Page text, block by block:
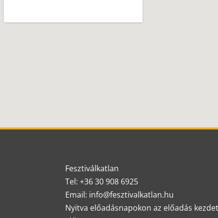
Fesztiválkatlan
Tel: +36 30 908 6925
Email: info@fesztivalkatlan.hu
Nyitva előadásnapokon az előadás